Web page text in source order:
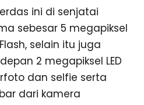
ini di senjatai
sebesar 5 megapiksel
selain itu juga
2 megapiksel LED
dan selfie serta
dari kamera